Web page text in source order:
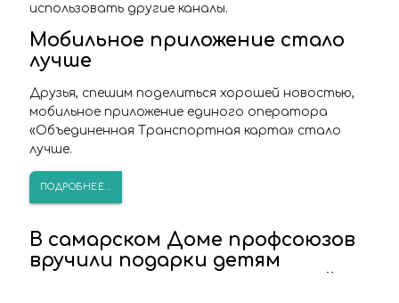
использовать другие каналы.
Мобильное приложение стало
лучше
Друзья, спешим поделиться хорошей новостью,
мобильное приложение единого оператора
«Объединенная Транспортная карта» стало
лучше.
ПОДРОБНЕЕ...
В самарском Доме профсоюзов
вручили подарки детям